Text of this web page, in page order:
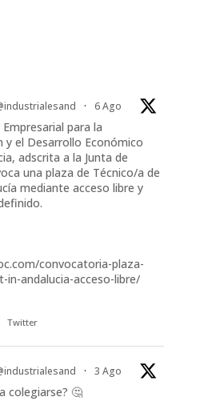
· 6 Ago
Empresarial para la
y el Desarrollo Económico
adscrita a la Junta de
una plaza de Técnico/a de
mediante acceso libre y
convocatoria-plaza-
in-andalucia-acceso-libre/
Twitter
· 3 Ago
colegiarse? 🤔